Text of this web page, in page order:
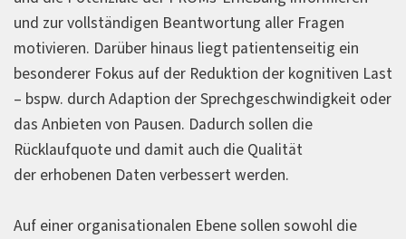
und zur vollständigen Beantwortung aller Fragen
motivieren. Darüber hinaus liegt patientenseitig ein
besonderer Fokus auf der Reduktion der kognitiven Last
– bspw. durch Adaption der Sprechgeschwindigkeit oder
das Anbieten von Pausen. Dadurch sollen die
Rücklaufquote und damit auch die Qualität
der erhobenen Daten verbessert werden.
Auf einer organisationalen Ebene sollen sowohl die